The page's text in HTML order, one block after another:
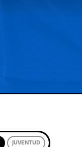
JUVENTUD